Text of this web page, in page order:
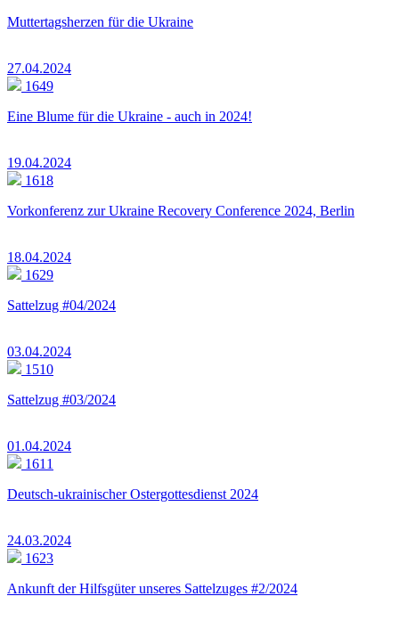
Muttertagsherzen für die Ukraine
27.04.2024
1649
Eine Blume für die Ukraine - auch in 2024!
19.04.2024
1618
Vorkonferenz zur Ukraine Recovery Conference 2024, Berlin
18.04.2024
1629
Sattelzug #04/2024
03.04.2024
1510
Sattelzug #03/2024
01.04.2024
1611
Deutsch-ukrainischer Ostergottesdienst 2024
24.03.2024
1623
Ankunft der Hilfsgüter unseres Sattelzuges #2/2024